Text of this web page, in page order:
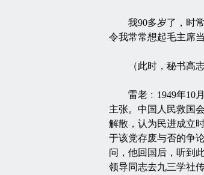
我90多岁了，时常
令我常常想起毛主席当
（此时，秘书高志
雷老﹕1949年10月
主张。中国人民救国
解散，认为民进成立
于该党存废与否的争
问，他回国后，听到
领导同志去九三学社